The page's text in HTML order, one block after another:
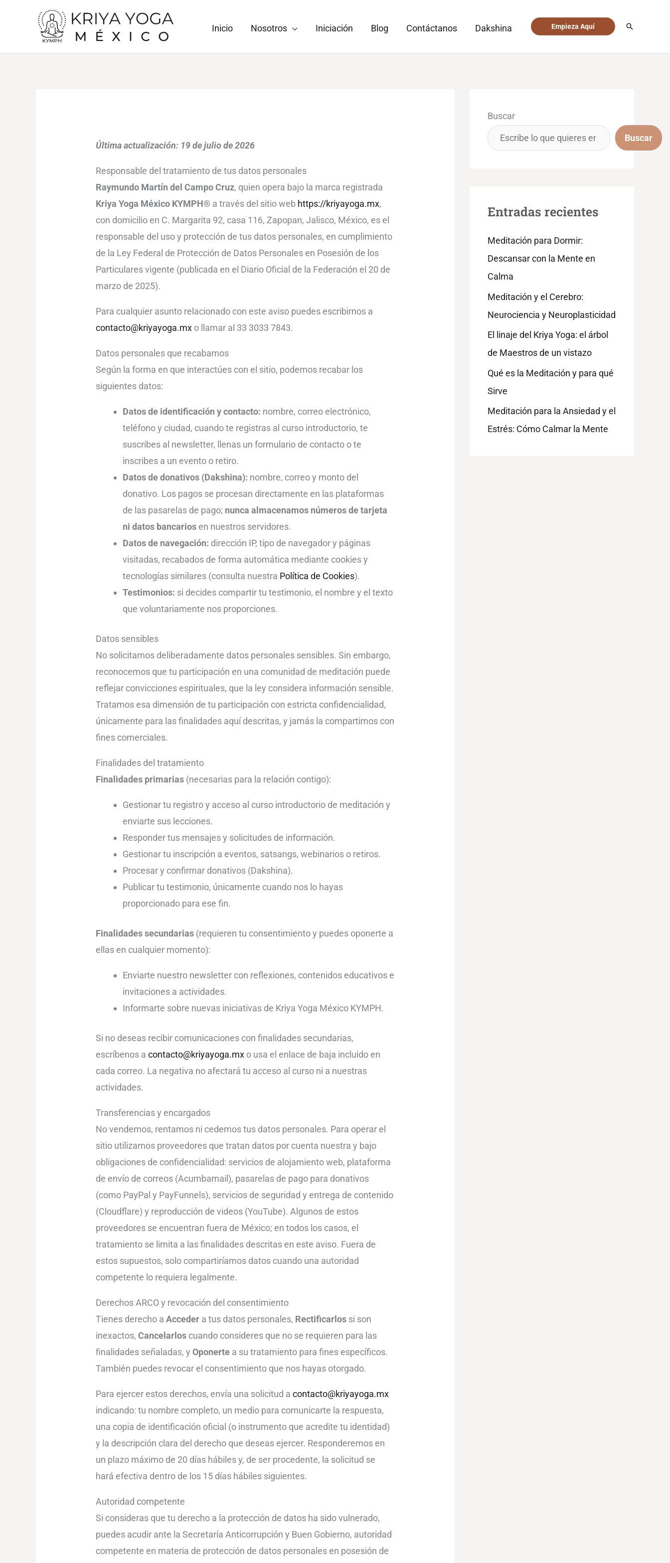
Inicio Nosotros Iniciación Blog Contáctanos Dakshina Empieza Aquí Buscar
Última actualización: 19 de julio de 2026
Responsable del tratamiento de tus datos personales
Raymundo Martín del Campo Cruz, quien opera bajo la marca registrada
Kriya Yoga México KYMPH® a través del sitio web https://kriyayoga.mx,
con domicilio en C. Margarita 92, casa 116, Zapopan, Jalisco, México, es el
responsable del uso y protección de tus datos personales, en cumplimiento
de la Ley Federal de Protección de Datos Personales en Posesión de los
Particulares vigente (publicada en el Diario Oficial de la Federación el 20 de
marzo de 2025).
Para cualquier asunto relacionado con este aviso puedes escribirnos a
contacto@kriyayoga.mx o llamar al 33 3033 7843.
Datos personales que recabamos
Según la forma en que interactúes con el sitio, podemos recabar los
siguientes datos:
Datos de identificación y contacto: nombre, correo electrónico,
teléfono y ciudad, cuando te registras al curso introductorio, te
suscribes al newsletter, llenas un formulario de contacto o te
inscribes a un evento o retiro.
Datos de donativos (Dakshina): nombre, correo y monto del
donativo. Los pagos se procesan directamente en las plataformas
de las pasarelas de pago; nunca almacenamos números de tarjeta
ni datos bancarios en nuestros servidores.
Datos de navegación: dirección IP, tipo de navegador y páginas
visitadas, recabados de forma automática mediante cookies y
tecnologías similares (consulta nuestra Política de Cookies).
Testimonios: si decides compartir tu testimonio, el nombre y el texto
que voluntariamente nos proporciones.
Datos sensibles
No solicitamos deliberadamente datos personales sensibles. Sin embargo,
reconocemos que tu participación en una comunidad de meditación puede
reflejar convicciones espirituales, que la ley considera información sensible.
Tratamos esa dimensión de tu participación con estricta confidencialidad,
únicamente para las finalidades aquí descritas, y jamás la compartimos con
fines comerciales.
Finalidades del tratamiento
Finalidades primarias (necesarias para la relación contigo):
Gestionar tu registro y acceso al curso introductorio de meditación y
enviarte sus lecciones.
Responder tus mensajes y solicitudes de información.
Gestionar tu inscripción a eventos, satsangs, webinarios o retiros.
Procesar y confirmar donativos (Dakshina).
Publicar tu testimonio, únicamente cuando nos lo hayas
proporcionado para ese fin.
Finalidades secundarias (requieren tu consentimiento y puedes oponerte a
ellas en cualquier momento):
Enviarte nuestro newsletter con reflexiones, contenidos educativos e
invitaciones a actividades.
Informarte sobre nuevas iniciativas de Kriya Yoga México KYMPH.
Si no deseas recibir comunicaciones con finalidades secundarias,
escríbenos acontacto@kriyayoga.mx o usa el enlace de baja incluido en
cada correo. La negativa no afectará tu acceso al curso ni a nuestras
actividades.
Transferencias y encargados
No vendemos, rentamos ni cedemos tus datos personales. Para operar el
sitio utilizamos proveedores que tratan datos por cuenta nuestra y bajo
obligaciones de confidencialidad: servicios de alojamiento web, plataforma
de envío de correos (Acumbamail), pasarelas de pago para donativos
(como PayPal y PayFunnels), servicios de seguridad y entrega de contenido
(Cloudflare) y reproducción de videos (YouTube). Algunos de estos
proveedores se encuentran fuera de México; en todos los casos, el
tratamiento se limita a las finalidades descritas en este aviso. Fuera de
estos supuestos, solo compartiríamos datos cuando una autoridad
competente lo requiera legalmente.
Derechos ARCO y revocación del consentimiento
Tienes derecho aAcceder a tus datos personales, Rectificarlos si son
inexactos,Cancelarlos cuando consideres que no se requieren para las
finalidades señaladas, yOponerte a su tratamiento para fines específicos.
También puedes revocar el consentimiento que nos hayas otorgado.
Para ejercer estos derechos, envía una solicitud acontacto@kriyayoga.mx
indicando: tu nombre completo, un medio para comunicarte la respuesta,
una copia de identificación oficial (o instrumento que acredite tu identidad)
y la descripción clara del derecho que deseas ejercer. Responderemos en
un plazo máximo de 20 días hábiles y, de ser procedente, la solicitud se
hará efectiva dentro de los 15 días hábiles siguientes.
Autoridad competente
Si consideras que tu derecho a la protección de datos ha sido vulnerado,
puedes acudir ante la Secretaría Anticorrupción y Buen Gobierno, autoridad
competente en materia de protección de datos personales en posesión de
Buscar
Buscar
Entradas recientes
Meditación para Dormir:
Descansar con la Mente en
Calma
Meditación y el Cerebro:
Neurociencia y Neuroplasticidad
El linaje del Kriya Yoga: el árbol
de Maestros de un vistazo
Qué es la Meditación y para qué
Sirve
Meditación para la Ansiedad y el
Estrés: Cómo Calmar la Mente